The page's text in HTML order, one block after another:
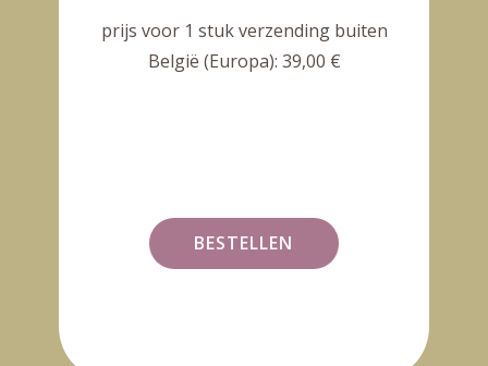
prijs voor 1 stuk verzending buiten
België (Europa): 39,00 €
BESTELLEN